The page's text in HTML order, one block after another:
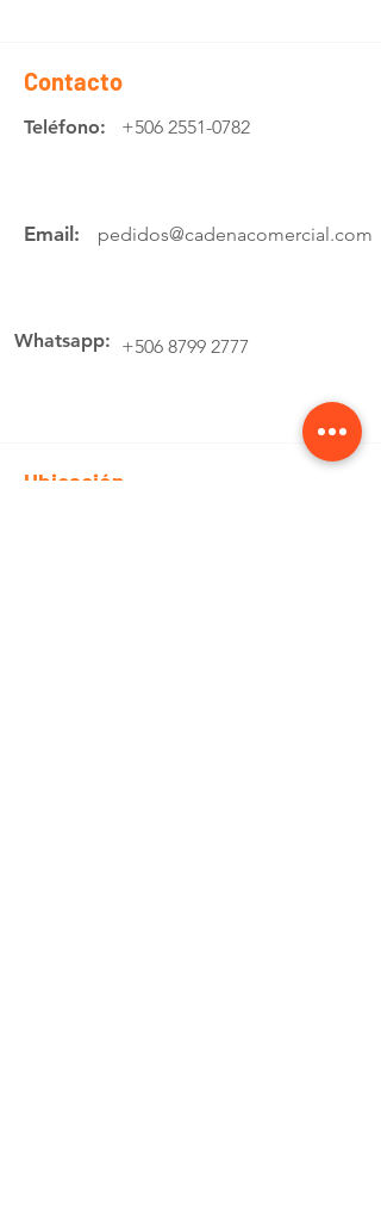
Contacto
Teléfono: +506 2551-0782
Email: pedidos@cadenacomercial.com
Whatsapp: +506 8799 2777
Ubicación